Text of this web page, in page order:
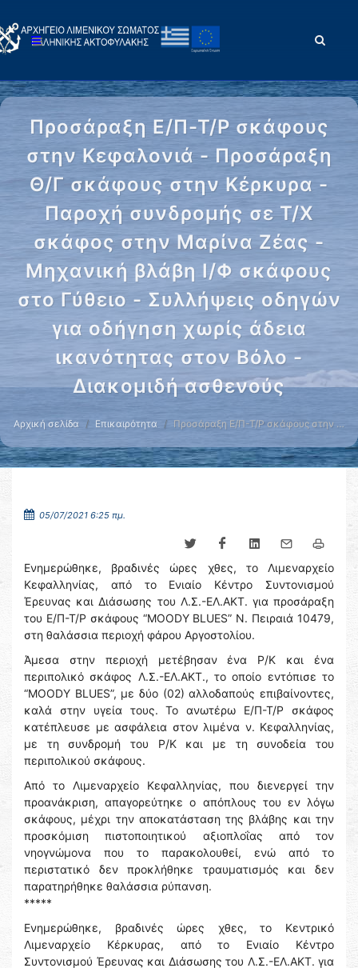
Προσάραξη Ε/Π-Τ/Ρ σκάφους
στην Κεφαλονιά - Προσάραξη
Θ/Γ σκάφους στην Κέρκυρα -
Παροχή συνδρομής σε Τ/Χ
σκάφος στην Μαρίνα Ζέας -
Μηχανική βλάβη Ι/Φ σκάφους
στο Γύθειο - Συλλήψεις οδηγών
για οδήγηση χωρίς άδεια
ικανότητας στον Βόλο -
Διακομιδή ασθενούς
Αρχική σελίδα Επικαιρότητα Προσάραξη Ε/Π-Τ/Ρ σκάφους στην …
05/07/2021 6:25 πμ.
Ενημερώθηκε, βραδινές ώρες χθες, το Λιμεναρχείο
Κεφαλληνίας, από το Ενιαίο Κέντρο Συντονισμού
Έρευνας και Διάσωσης του Λ.Σ.-ΕΛ.ΑΚΤ. για προσάραξη
του Ε/Π-Τ/Ρ σκάφους “MOODY BLUES” N. Πειραιά 10479,
στη θαλάσσια περιοχή φάρου Αργοστολίου.
Άμεσα στην περιοχή μετέβησαν ένα Ρ/Κ και ένα
περιπολικό σκάφος Λ.Σ.-ΕΛ.ΑΚΤ., το οποίο εντόπισε το
“MOODY BLUES”, με δύο (02) αλλοδαπούς επιβαίνοντες,
καλά στην υγεία τους. Το ανωτέρω Ε/Π-Τ/Ρ σκάφος
κατέπλευσε με ασφάλεια στον λιμένα ν. Κεφαλληνίας,
με τη συνδρομή του Ρ/Κ και με τη συνοδεία του
περιπολικού σκάφους.
Από το Λιμεναρχείο Κεφαλληνίας, που διενεργεί την
προανάκριση, απαγορεύτηκε ο απόπλους του εν λόγω
σκάφους, μέχρι την αποκατάσταση της βλάβης και την
προσκόμιση πιστοποιητικού αξιοπλοΐας από τον
νηογνώμονα που το παρακολουθεί, ενώ από το
περιστατικό δεν προκλήθηκε τραυματισμός και δεν
παρατηρήθηκε θαλάσσια ρύπανση.
*****
Ενημερώθηκε, βραδινές ώρες χθες, το Κεντρικό
Λιμεναρχείο Κέρκυρας, από το Ενιαίο Κέντρο
Συντονισμού Έρευνας και Διάσωσης του Λ.Σ.-ΕΛ.ΑΚΤ. για